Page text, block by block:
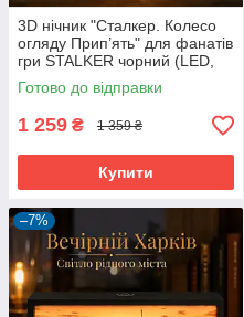
3D нічник "Сталкер. Колесо
огляду Прип’ять" для фанатів
гри STALKER чорний (LED,
Акумулятор, USB Type-C)
Готово до відправки
1 259 ₴ 1 359 ₴
Купити
–7%